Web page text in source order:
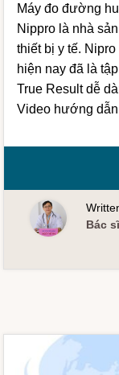
Máy đo đường
Nippro là nhà
thiết bị y tế.
hiện nay đã là
True Result dễ
Video hướng
Bác